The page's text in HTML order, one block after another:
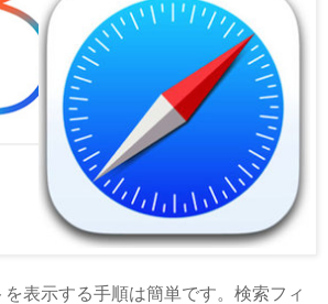
表示する手順は簡単です。検索フィ